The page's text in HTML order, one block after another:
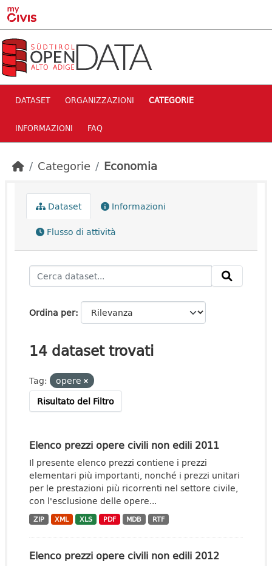
Skip to main content
DATASET ORGANIZZAZIONI CATEGORIE
INFORMAZIONI FAQ
Categorie Economia
Dataset
Informazioni
Flusso di attività
Ordina per
14 dataset trovati
Tag:
opere
Risultato del Filtro
Elenco prezzi opere civili non edili 2011
Il presente elenco prezzi contiene i prezzi
elementari più importanti, nonché i prezzi unitari
per le prestazioni più ricorrenti nel settore civile,
con l'esclusione delle opere...
ZIP XML XLS PDF MDB RTF
Elenco prezzi opere civili non edili 2012